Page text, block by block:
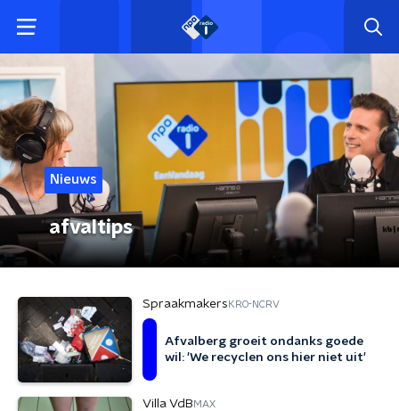
Nieuws
afvaltips
Spraakmakers KRO-NCRV
Afvalberg groeit ondanks goede
wil: 'We recyclen ons hier niet uit'
Villa VdB MAX